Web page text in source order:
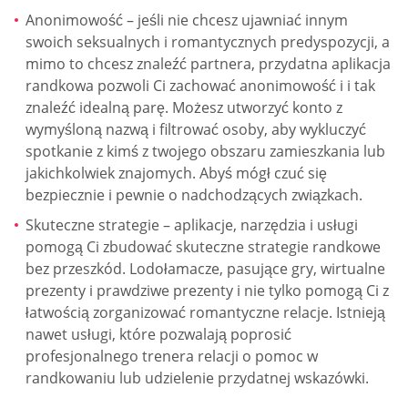
Anonimowość – jeśli nie chcesz ujawniać innym
swoich seksualnych i romantycznych predyspozycji, a
mimo to chcesz znaleźć partnera, przydatna aplikacja
randkowa pozwoli Ci zachować anonimowość i i tak
znaleźć idealną parę. Możesz utworzyć konto z
wymyśloną nazwą i filtrować osoby, aby wykluczyć
spotkanie z kimś z twojego obszaru zamieszkania lub
jakichkolwiek znajomych. Abyś mógł czuć się
bezpiecznie i pewnie o nadchodzących związkach.
Skuteczne strategie – aplikacje, narzędzia i usługi
pomogą Ci zbudować skuteczne strategie randkowe
bez przeszkód. Lodołamacze, pasujące gry, wirtualne
prezenty i prawdziwe prezenty i nie tylko pomogą Ci z
łatwością zorganizować romantyczne relacje. Istnieją
nawet usługi, które pozwalają poprosić
profesjonalnego trenera relacji o pomoc w
randkowaniu lub udzielenie przydatnej wskazówki.